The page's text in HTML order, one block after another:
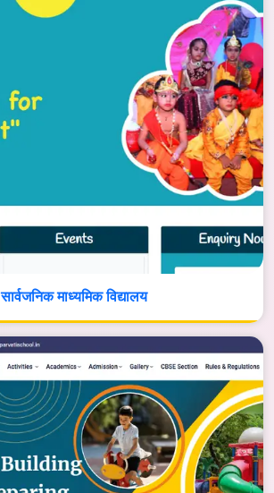
सार्वजनिक माध्यमिक विद्यालय